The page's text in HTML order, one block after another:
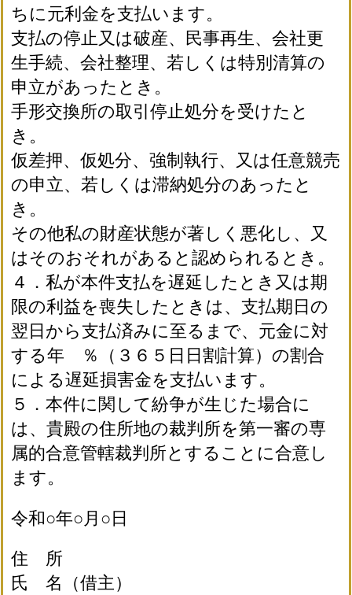
ちに元利金を支払います。
支払の停止又は破産、民事再生、会社更
生手続、会社整理、若しくは特別清算の
申立があったとき。
手形交換所の取引停止処分を受けたと
き。
仮差押、仮処分、強制執行、又は任意競売
の申立、若しくは滞納処分のあったと
き。
その他私の財産状態が著しく悪化し、又
はそのおそれがあると認められるとき。
４．私が本件支払を遅延したとき又は期
限の利益を喪失したときは、支払期日の
翌日から支払済みに至るまで、元金に対
する年 ％（３６５日日割計算）の割合
による遅延損害金を支払います。
５．本件に関して紛争が生じた場合に
は、貴殿の住所地の裁判所を第一審の専
属的合意管轄裁判所とすることに合意し
ます。
令和○年○月○日
住 所
氏 名（借主）